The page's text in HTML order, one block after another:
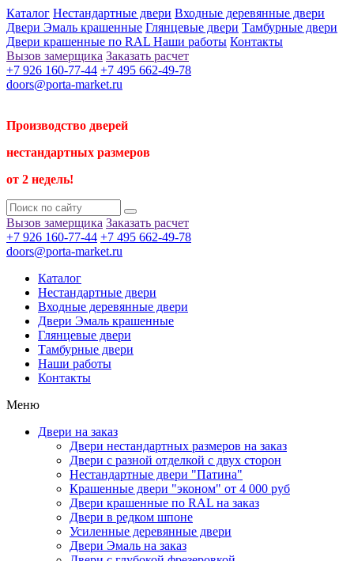
Каталог Нестандартные двери Входные деревянные двери
Двери Эмаль крашенные Глянцевые двери Тамбурные двери
Двери крашенные по RAL Наши работы Контакты
Вызов замерщика Заказать расчет
+7 926 160-77-44 +7 495 662-49-78
doors@porta-market.ru
Производство дверей
нестандартных размеров
от 2 недель!
Вызов замерщика Заказать расчет
+7 926 160-77-44 +7 495 662-49-78
doors@porta-market.ru
Каталог
Нестандартные двери
Входные деревянные двери
Двери Эмаль крашенные
Глянцевые двери
Тамбурные двери
Наши работы
Контакты
Меню
Двери на заказ
Двери нестандартных размеров на заказ
Двери с разной отделкой с двух сторон
Нестандартные двери "Патина"
Крашенные двери "эконом" от 4 000 руб
Двери крашенные по RAL на заказ
Двери в редком шпоне
Усиленные деревянные двери
Двери Эмаль на заказ